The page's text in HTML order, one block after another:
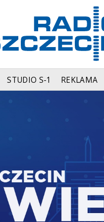
STUDIO S-1 REKLAMA